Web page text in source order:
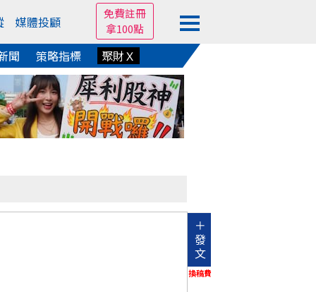
媒體投顧
免費註冊
拿100點
聞 策略指標 聚財Ｘ
＋
發
文
換稿費